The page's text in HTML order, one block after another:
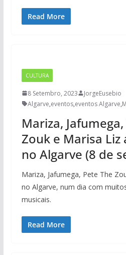
Read More
CULTURA
8 Setembro, 2023
JorgeEusebio
Algarve,eventos,eventos Algarve,
Mariza,
Zouk e Marisa
no Algarve (8 de
Mariza, Jafumega, Pete The
no Algarve, num dia com
musicais.
Read More